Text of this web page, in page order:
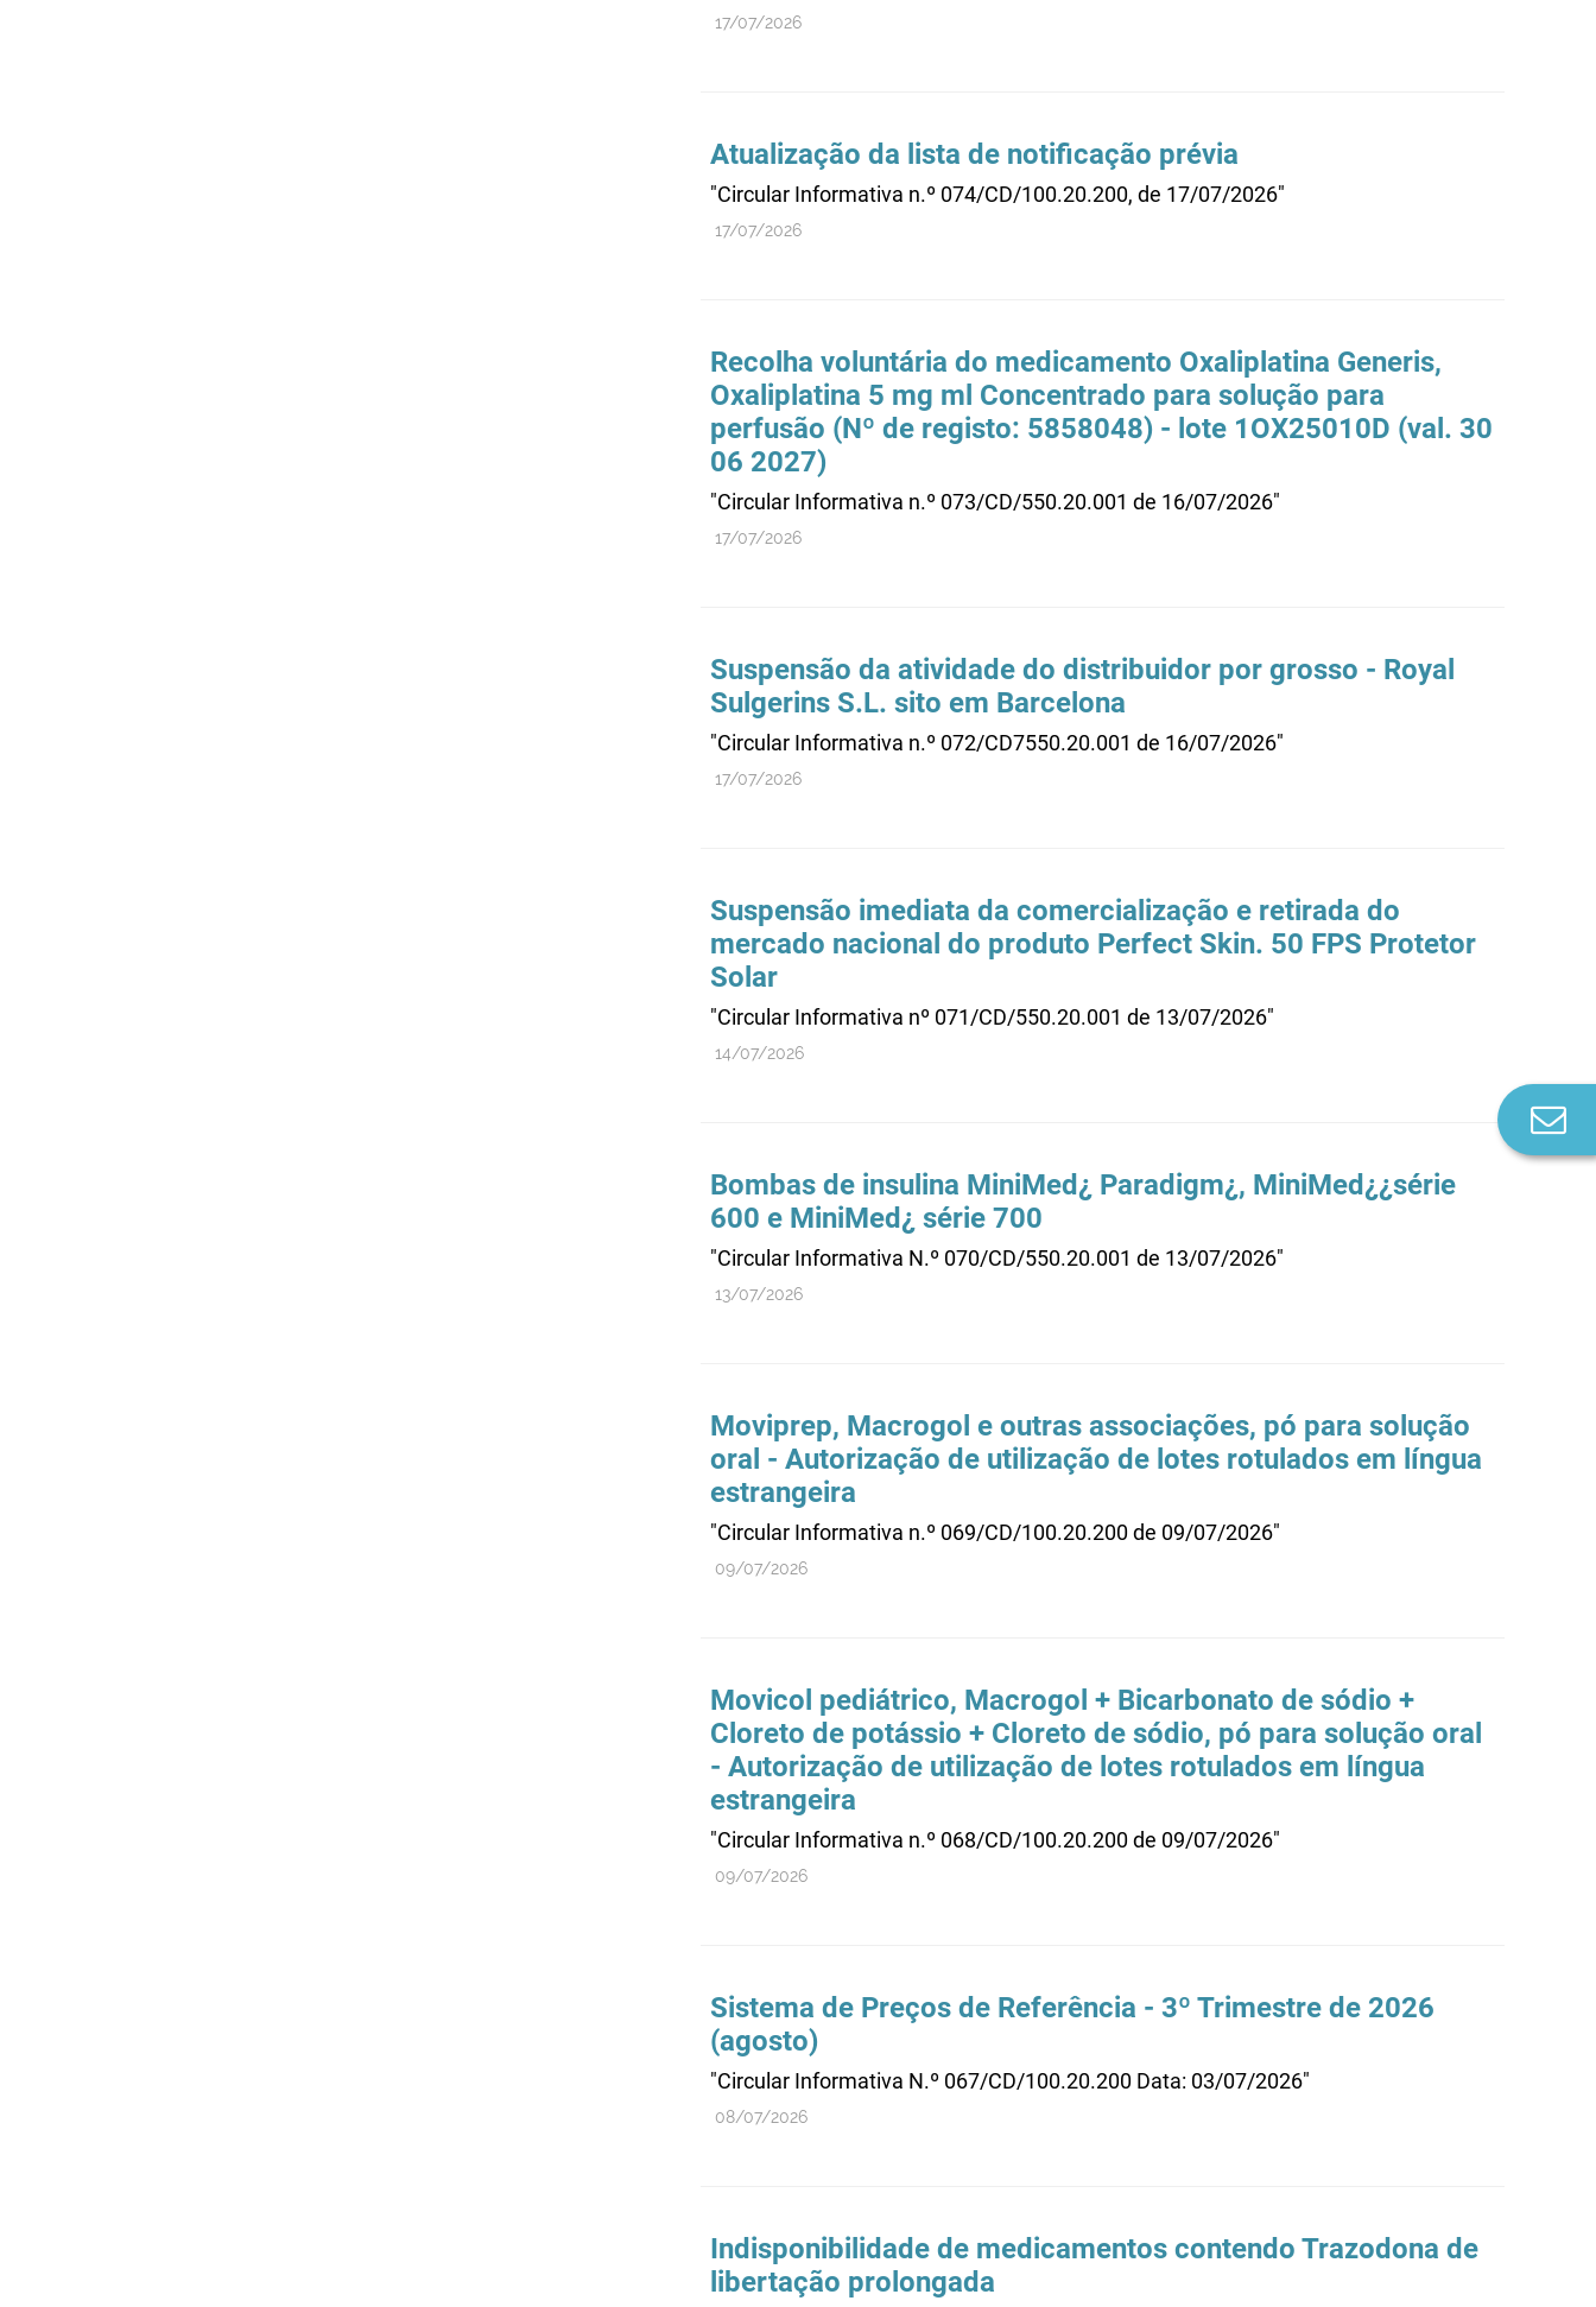
17/07/2026
Atualização da lista de notificação prévia
"Circular Informativa n.º 074/CD/100.20.200, de 17/07/2026"
17/07/2026
Recolha voluntária do medicamento Oxaliplatina Generis,
Oxaliplatina 5 mg ml Concentrado para solução para
perfusão (Nº de registo: 5858048) - lote 1OX25010D (val. 30
06 2027)
"Circular Informativa n.º 073/CD/550.20.001 de 16/07/2026"
17/07/2026
Suspensão da atividade do distribuidor por grosso - Royal
Sulgerins S.L. sito em Barcelona
"Circular Informativa n.º 072/CD7550.20.001 de 16/07/2026"
17/07/2026
Suspensão imediata da comercialização e retirada do
mercado nacional do produto Perfect Skin. 50 FPS Protetor
Solar
"Circular Informativa nº 071/CD/550.20.001 de 13/07/2026"
14/07/2026
Bombas de insulina MiniMed¿ Paradigm¿, MiniMed¿¿série
600 e MiniMed¿ série 700
"Circular Informativa N.º 070/CD/550.20.001 de 13/07/2026"
13/07/2026
Moviprep, Macrogol e outras associações, pó para solução
oral - Autorização de utilização de lotes rotulados em língua
estrangeira
"Circular Informativa n.º 069/CD/100.20.200 de 09/07/2026"
09/07/2026
Movicol pediátrico, Macrogol + Bicarbonato de sódio +
Cloreto de potássio + Cloreto de sódio, pó para solução oral
- Autorização de utilização de lotes rotulados em língua
estrangeira
"Circular Informativa n.º 068/CD/100.20.200 de 09/07/2026"
09/07/2026
Sistema de Preços de Referência - 3º Trimestre de 2026
(agosto)
"Circular Informativa N.º 067/CD/100.20.200 Data: 03/07/2026"
08/07/2026
Indisponibilidade de medicamentos contendo Trazodona de
libertação prolongada